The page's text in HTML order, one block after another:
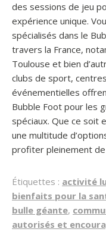
des sessions de jeu
expérience unique.
spécialisés dans le
travers la France,
Toulouse et bien
clubs de sport,
événementielles
Bubble Foot pour les
spéciaux. Que ce soit
une multitude
profiter pleinement
Étiquettes : activité
bienfaits pour la
bulle géante,
autorisés et